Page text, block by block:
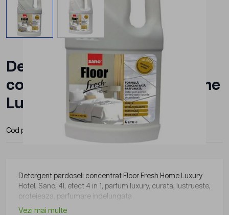
Detergent pardoseli
concentrat Floor Fresh Home
Luxury Hotel, SANO, 4l
Cod produs: Sano
Detergent pardoseli concentrat Floor Fresh Home Luxury
Hotel, Sano, 4l, efect 4 in 1, parfum luxury, curata, lustrueste,
protejeaza, parfumare indelungata
Vezi mai multe